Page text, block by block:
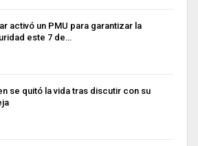
activó un PMU para garantizar la
este 7 de…
se quitó la vida tras discutir con su